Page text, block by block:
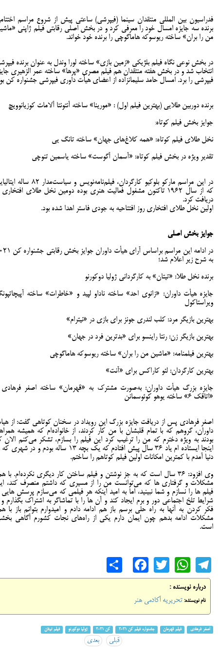
فدراسیون بین المللی منتقدان سینما (فیپرشی) ساعتی پیش از شروع مراسم
برنده سه جایزه امسال خود را معرفی کرد و در بخش اصلی رقابتی فیلم ژاپنی
من را بران» ساخته ریوسوکه هاماگوچی را برنده خود خواند.
در بخش نوعی نگاه فیلم بلژیکی «زمین بازی» ساخته لورا وندل به عنوان برنده
انتخاب شد و در بخش هفته منتقدان هم فیلم مصری «پرها» ساخته عمر الزهیری
فیپرشی را برد. امسال حامد سلیمانزاده از اعضای هیأت داوری فیپرشی جشنواره کن
برنده دوربین طلایی (بهترین فیلم اول) : «مورینا» ساخته آنتونتا آلامات کوزیانوویچ
جوایز بخش فیلم کوتاه:
نخل طلای فیلم کوتاه: «همه کلاغ‌های جهان» ساخته تانگ یی
تقدیر ویژه در بخش فیلم کوتاه: «آسمان آگوست» ساخته یاسمین تنوچی
در این مراسم مارکو بلوکیو کارگردان، فیلم‌نامه‌نویس و سیاست‌مدار ۸۲
که از سال ۱۹۶۲ تاکنون مشغول فعالیت هنری بوده دومین نخل طلای افتخاری
دریافت کرد.
اولین نخل طلای افتخاری روز افتتاحیه به جودی فاستر اهدا شده بود.
جوایز بخش اصلی
در ادامه این مراسم براساس آرای هیأت داوران
به شرح زیر اعلام شد؛
برنده نخل طلا: «تیتان» به کارگردانی ژولیا دوکورنو
جایزه هیأت داوران: «زانوی احد» ساخته ناداو لپید و «خاطرات» ساخته
ویراستاکول
بهترین بازیگر مرد: کلب لندری جونز برای بازی در «نیترام»
بهترین بازیگر زن: رنتا راینسو برای «بدترین فرد در جهان»
بهترین فیلمنامه: «ماشین من را بران» ساخته ریوسوکه هاماگوچی
بهترین کارگردان: لئو کاراکس برای «آنت»
جایزه بزرگ هیأت داوران: به‌صورت مشترک به «قهرمان» ساخته اصغر
«اتاقک ۶» ساخته یوهو کوئوسمانن
اصغر فرهادی پس از دریافت جایزه بزرگ این رویداد در سخنان کوتاهی گفت: از
داوران، گروهم که با تمام قلبشان با من کار کردند، از خانواده‌ام که همیشه
بودند به ویژه دخترم که من را ترغیب کرد این فیلم را بسازم، تشکر می‌کنم الان
اینجا ایستاده ام یاد ۳۶ سال پیش افتادم که یک بچه ۱۳ ساله بودم و در
دنیا آمدم با کمترین امکانات اولین فیلم کوتاهم را ساختم.
وی افزود: ۳۶ سال است که به جز نوشتن و فیلم ساختن کار دیگری نکرده‌ام. با
مشکلات و گرفتاری ها که می‌توانست من را از مسیری که داشتم منصرف کند،
فیلم ها را نسازم و شما نبینید، اما به امید اینکه هر فیلمی که می‌سازم پرسش هایی
شرایط تلخ اجتماعی دور و برم ایجاد کند و آن ها را با تماشاگر به اشتراک بگذارم و
فکر کردن به آنها به راه حلی برسم باز هم ادامه دادم و امیدوارم بتوانم باز با
مشکلات ادامه بدهم چون ایمان دارم یکی از راه‌های نجات کشورم آگاهی
است.
Telegram
WhatsApp
Twitter
Facebook
درباره نویسنده :
نام نویسنده: تحریریه آکادمی هنر
اصغر فرهادی فیلم قهرمان جشنواره فیلم کن 2021 کن 2021 ژولیا دوکورنو فیلم تیتان
قبلی بعدی